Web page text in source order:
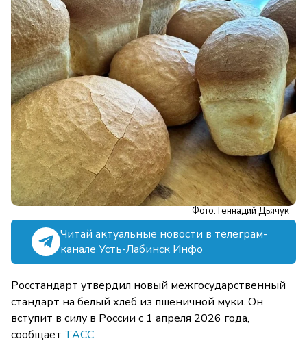
Фото: Геннадий Дьячук
Читай актуальные новости в телеграм-
канале Усть-Лабинск Инфо
Росстандарт утвердил новый межгосударственный
стандарт на белый хлеб из пшеничной муки. Он
вступит в силу в России с 1 апреля 2026 года,
сообщает ТАСС.